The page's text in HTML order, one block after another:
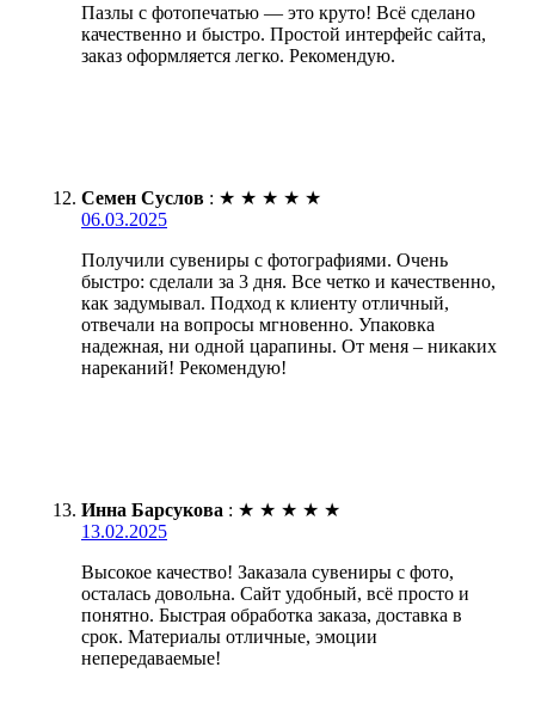
Пазлы с фотопечатью — это круто! Всё сделано
качественно и быстро. Простой интерфейс сайта,
заказ оформляется легко. Рекомендую.
Семен Суслов : ★ ★ ★ ★ ★
06.03.2025
Получили сувениры с фотографиями. Очень
быстро: сделали за 3 дня. Все четко и качественно,
как задумывал. Подход к клиенту отличный,
отвечали на вопросы мгновенно. Упаковка
надежная, ни одной царапины. От меня – никаких
нареканий! Рекомендую!
Инна Барсукова : ★ ★ ★ ★ ★
13.02.2025
Высокое качество! Заказала сувениры с фото,
осталась довольна. Сайт удобный, всё просто и
понятно. Быстрая обработка заказа, доставка в
срок. Материалы отличные, эмоции
непередаваемые!